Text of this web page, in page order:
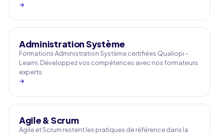
→
Administration Système
Formations Administration Système certifiées Qualiopi -
Learni. Développez vos compétences avec nos formateurs
experts.
→
Agile & Scrum
Agile et Scrum restent les pratiques de référence dans la